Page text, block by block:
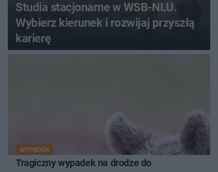
Studia stacjonarne w WSB-NLU.
Wybierz kierunek i rozwijaj przyszłą
karierę
WYPADEK
Tragiczny wypadek na drodze do